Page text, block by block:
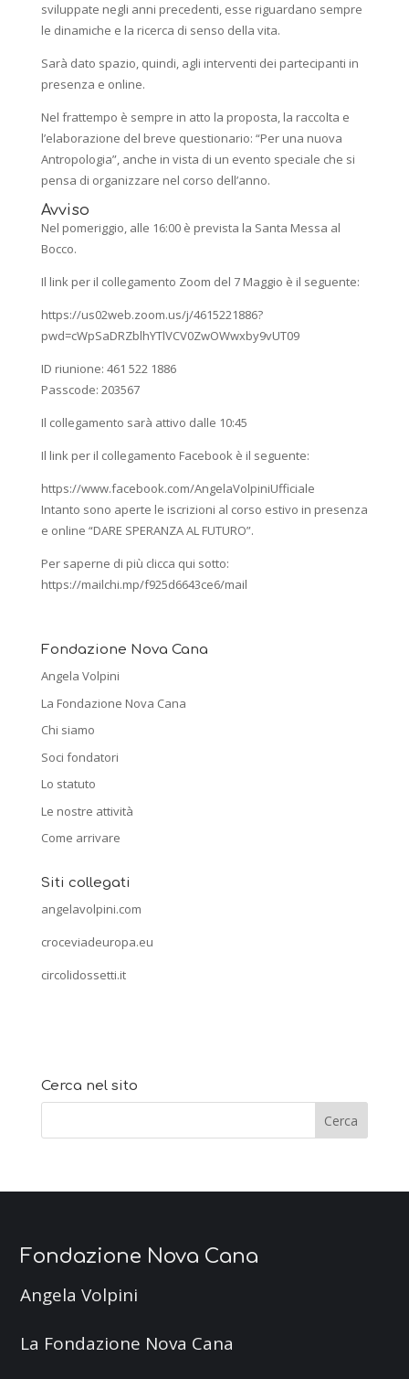
sviluppate negli anni precedenti, esse riguardano sempre
le dinamiche e la ricerca di senso della vita.
Sarà dato spazio, quindi, agli interventi dei partecipanti in
presenza e online.
Nel frattempo è sempre in atto la proposta, la raccolta e
l’elaborazione del breve questionario: “Per una nuova
Antropologia”, anche in vista di un evento speciale che si
pensa di organizzare nel corso dell’anno.
Avviso
Nel pomeriggio, alle 16:00 è prevista la Santa Messa al
Bocco.
Il link per il collegamento Zoom del 7 Maggio è il seguente:
https://us02web.zoom.us/j/4615221886?
pwd=cWpSaDRZblhYTlVCV0ZwOWwxby9vUT09
ID riunione: 461 522 1886
Passcode: 203567
Il collegamento sarà attivo dalle 10:45
Il link per il collegamento Facebook è il seguente:
https://www.facebook.com/AngelaVolpiniUfficiale
Intanto sono aperte le iscrizioni al corso estivo in presenza
e online “DARE SPERANZA AL FUTURO”.
Per saperne di più clicca qui sotto:
https://mailchi.mp/f925d6643ce6/mail
Fondazione Nova Cana
Angela Volpini
La Fondazione Nova Cana
Chi siamo
Soci fondatori
Lo statuto
Le nostre attività
Come arrivare
Siti collegati
angelavolpini.com
croceviadeuropa.eu
circolidossetti.it
Cerca nel sito
Fondazione Nova Cana
Angela Volpini
La Fondazione Nova Cana